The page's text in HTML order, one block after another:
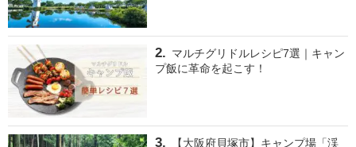
マルチグリドルレシピ7選｜キャン
プ飯に革命を起こす！
【大阪府貝塚市】キャンプ場「渓